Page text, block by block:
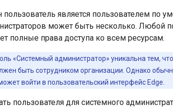
пользователь является пользователем по
может быть несколько. Любой
полные права доступа ко всем ресурсам.
«Системный администратор» уникальна тем,
быть сотрудником организации. Однако
войти в пользовательский интерфейс Edge.
пользователя для системного